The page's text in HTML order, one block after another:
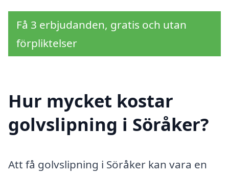
Få 3 erbjudanden, gratis och utan
förpliktelser
Hur mycket kostar
golvslipning i Söråker?
Att få golvslipning i Söråker kan vara en